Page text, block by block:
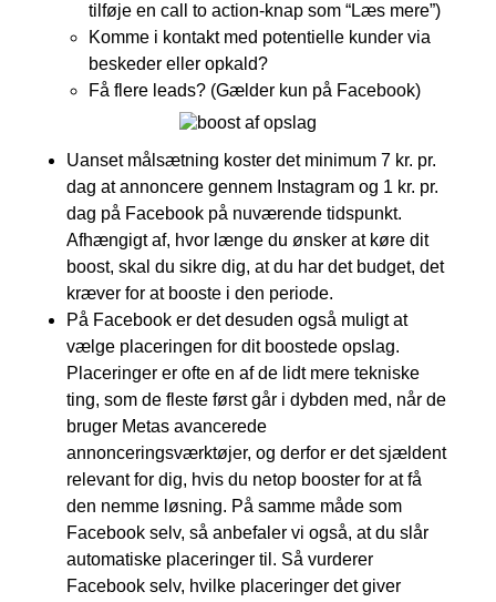
tilføje en call to action-knap som “Læs mere”)
Komme i kontakt med potentielle kunder via
beskeder eller opkald?
Få flere leads? (Gælder kun på Facebook)
Uanset målsætning koster det minimum 7 kr. pr.
dag at annoncere gennem Instagram og 1 kr. pr.
dag på Facebook på nuværende tidspunkt.
Afhængigt af, hvor længe du ønsker at køre dit
boost, skal du sikre dig, at du har det budget, det
kræver for at booste i den periode.
På Facebook er det desuden også muligt at
vælge placeringen for dit boostede opslag.
Placeringer er ofte en af de lidt mere tekniske
ting, som de fleste først går i dybden med, når de
bruger Metas avancerede
annonceringsværktøjer, og derfor er det sjældent
relevant for dig, hvis du netop booster for at få
den nemme løsning. På samme måde som
Facebook selv, så anbefaler vi også, at du slår
automatiske placeringer til. Så vurderer
Facebook selv, hvilke placeringer det giver